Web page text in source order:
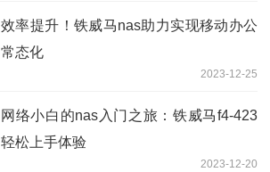
效率提升！铁威马nas助力实现移动办公
常态化
2023-12-25
网络小白的nas入门之旅：铁威马f4-423
轻松上手体验
2023-12-20